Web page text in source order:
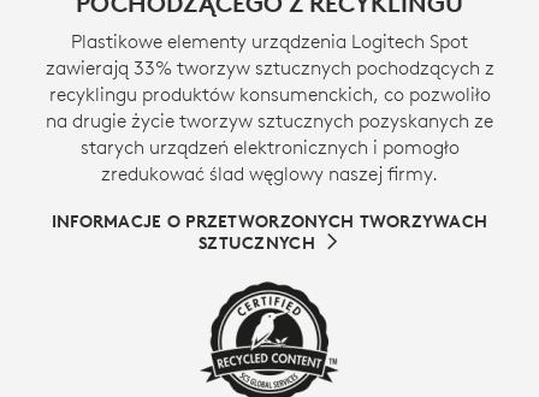
Plastikowe elementy urządzenia Logitech Spot
zawierają 33% tworzyw sztucznych pochodzących z
recyklingu produktów konsumenckich, co pozwoliło
na drugie życie tworzyw sztucznych pozyskanych ze
starych urządzeń elektronicznych i pomogło
zredukować ślad węglowy naszej firmy.
INFORMACJE O PRZETWORZONYCH TWORZYWACH
SZTUCZNYCH